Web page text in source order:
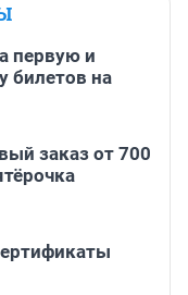
первую и
билетов на
заказ от 700